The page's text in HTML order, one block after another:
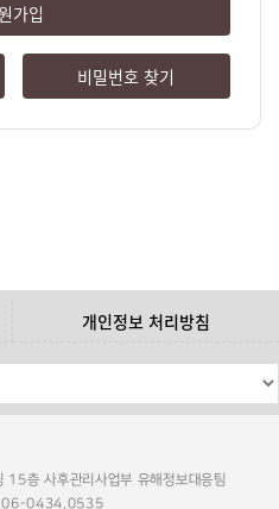
가입
비밀번호 찾기
개인정보 처리방침
15층 사후관리사업부 유해정보대응팀
0434,0535